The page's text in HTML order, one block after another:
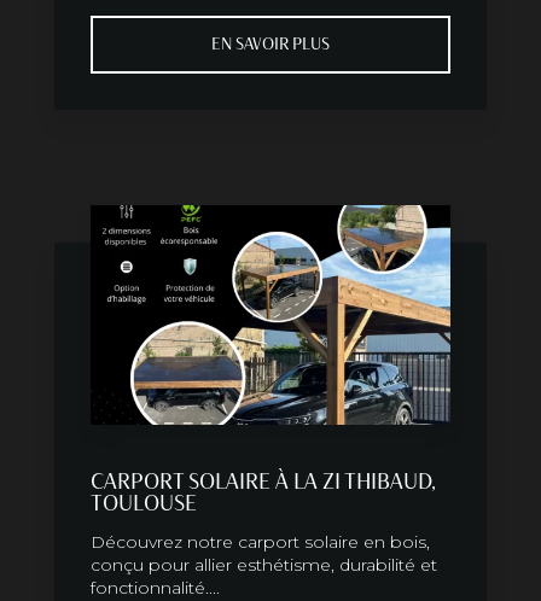
EN SAVOIR PLUS
CARPORT SOLAIRE À LA ZI THIBAUD,
TOULOUSE
Découvrez notre carport solaire en bois,
conçu pour allier esthétisme, durabilité et
fonctionnalité....